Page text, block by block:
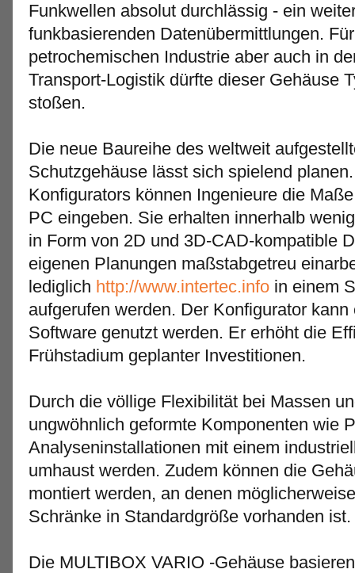
Funkwellen absolut durchlässig - ein
funkbasierenden Datenübermittlungen.
petrochemischen Industrie aber auch in
Transport-Logistik dürfte dieser Gehäuse
stoßen.
Die neue Baureihe des weltweit
Schutzgehäuse lässt sich spielend
Konfigurators können Ingenieure die
PC eingeben. Sie erhalten innerhalb
in Form von 2D und 3D-CAD-kompatible
eigenen Planungen maßstabgetreu
lediglich http://www.intertec.infoin einem
aufgerufen werden. Der Konfigurator
Software genutzt werden. Er erhöht die
Frühstadium geplanter Investitionen.
Durch die völlige Flexibilität bei Massen
ungwöhnlich geformte Komponenten wie
Analyseninstallationen mit einem
umhaust werden. Zudem können die
montiert werden, an denen
Schränke in Standardgröße vorhanden ist.
Die MULTIBOX VARIO -Gehäuse